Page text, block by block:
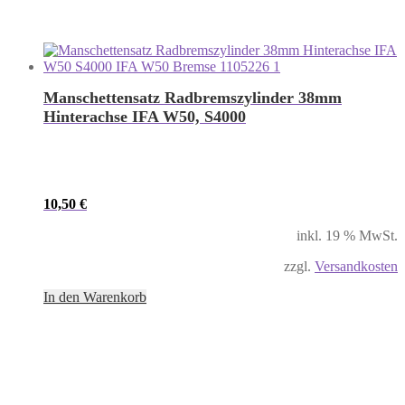
Manschettensatz Radbremszylinder 38mm
Hinterachse IFA W50, S4000
10,50 €
inkl. 19 % MwSt.
zzgl. Versandkosten
In den Warenkorb